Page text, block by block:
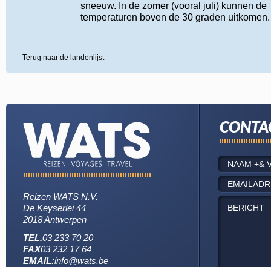
sneeuw. In de zomer (vooral juli) kunnen de
temperaturen boven de 30 graden uitkomen.
Terug naar de landenlijst
Reizen WATS N.V.
De Keyserlei 44
2018 Antwerpen
TEL.03 233 70 20
FAX03 232 17 64
EMAIL:info@wats.be